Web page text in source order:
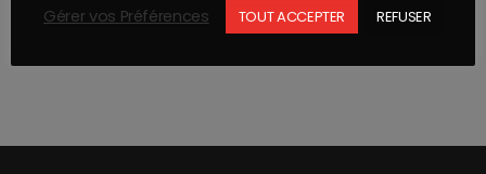
MASTIC POLYESTER UPOL EXTRA BOITE 1KG (600ML)
Gérer vos Préférences
TOUT ACCEPTER REFUSER